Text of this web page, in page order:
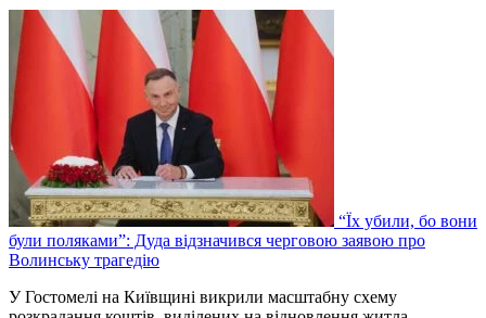
“Їх убили, бо вони
були поляками”: Дуда відзначився черговою заявою про
Волинську трагедію
У Гостомелі на Київщині викрили масштабну схему